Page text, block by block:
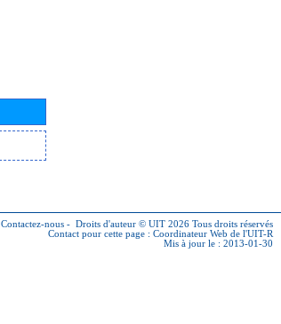
Contactez-nous - Droits d'auteur © UIT 2026 Tous droits réservés
Contact pour cette page : Coordinateur Web de l'UIT-R
Mis à jour le : 2013-01-30